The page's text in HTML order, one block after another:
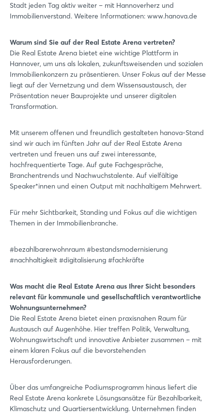
Stadt jeden Tag aktiv weiter – mit Hannoverherz und
Immobilienverstand. Weitere Informationen: www.hanova.de
Warum sind Sie auf der Real Estate Arena vertreten?
Die Real Estate Arena bietet eine wichtige Plattform in
Hannover, um uns als lokalen, zukunftsweisenden und sozialen
Immobilienkonzern zu präsentieren. Unser Fokus auf der Messe
liegt auf der Vernetzung und dem Wissensaustausch, der
Präsentation neuer Bauprojekte und unserer digitalen
Transformation.
Mit unserem offenen und freundlich gestalteten hanova-Stand
sind wir auch im fünften Jahr auf der Real Estate Arena
vertreten und freuen uns auf zwei interessante,
hochfrequentierte Tage. Auf gute Fachgespräche,
Branchentrends und Nachwuchstalente. Auf vielfältige
Speaker*innen und einen Output mit nachhaltigem Mehrwert.
Für mehr Sichtbarkeit, Standing und Fokus auf die wichtigen
Themen in der Immobilienbranche.
#bezahlbarerwohnraum #bestandsmodernisierung
#nachhaltigkeit #digitalisierung #fachkräfte
Was macht die Real Estate Arena aus Ihrer Sicht besonders
relevant für kommunale und gesellschaftlich verantwortliche
Wohnungsunternehmen?
Die Real Estate Arena bietet einen praxisnahen Raum für
Austausch auf Augenhöhe. Hier treffen Politik, Verwaltung,
Wohnungswirtschaft und innovative Anbieter zusammen – mit
einem klaren Fokus auf die bevorstehenden
Herausforderungen.
Über das umfangreiche Podiumsprogramm hinaus liefert die
Real Estate Arena konkrete Lösungsansätze für Bezahlbarkeit,
Klimaschutz und Quartiersentwicklung. Unternehmen finden